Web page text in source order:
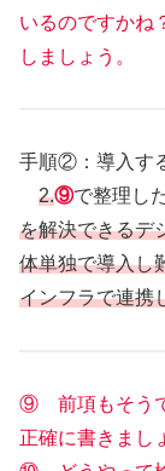
いるのですかね
しましょう。
手順②：導入す
2.⑨で整理し
を解決できるデ
体単独で導入し
インフラで連携
⑨ 前項もそうで
正確に書きまし